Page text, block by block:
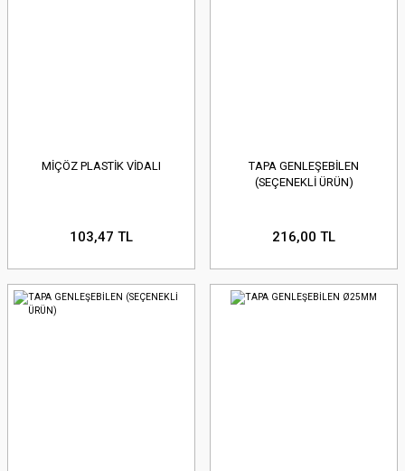
MİÇÖZ PLASTİK VİDALI
103,47 TL
TAPA GENLEŞEBİLEN
(SEÇENEKLİ ÜRÜN)
216,00 TL